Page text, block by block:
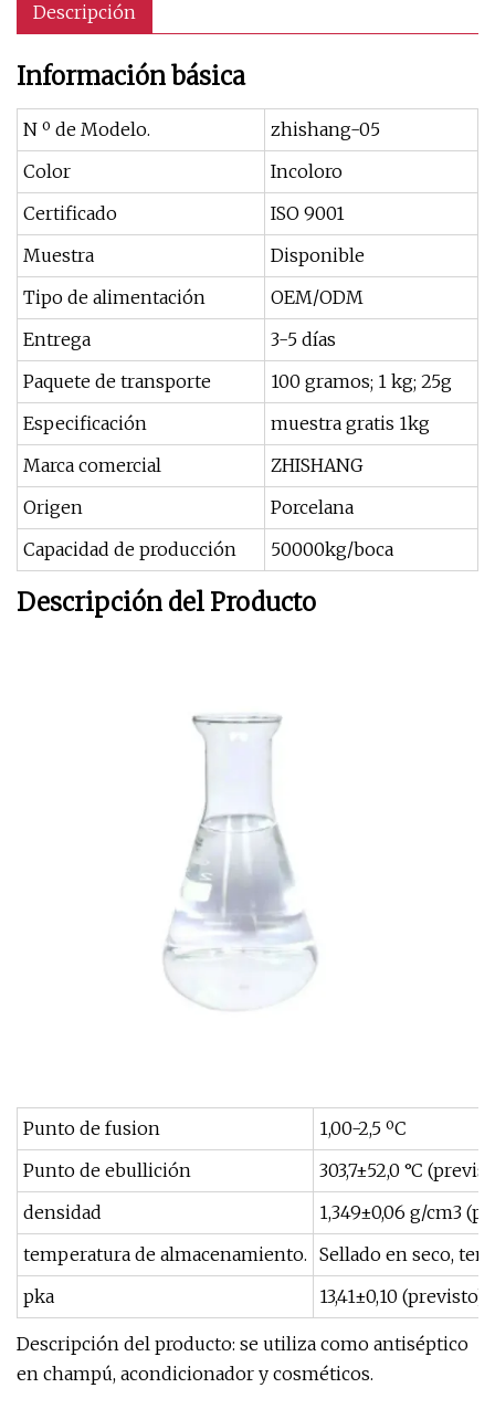
Descripción
Información básica
N º de Modelo.
zhishang-05
Color
Incoloro
Certificado
ISO 9001
Muestra
Disponible
Tipo de alimentación
OEM/ODM
Entrega
3-5 días
Paquete de transporte
100 gramos; 1 kg; 25g
Especificación
muestra gratis 1kg
Marca comercial
ZHISHANG
Origen
Porcelana
Capacidad de producción
50000kg/boca
Descripción del Producto
Punto de fusion
1,00-2,5 ºC
Punto de ebullición
303,7±52,0 °C
densidad
1,349±0,06 g/cm3
temperatura de almacenamiento. Sellado en seco,
pka
13,41±0,10 (previsto)
Descripción del producto: se utiliza como antiséptico
en champú, acondicionador y cosméticos.